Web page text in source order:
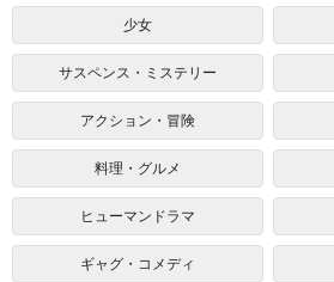
少女
サスペンス・ミステリー
アクション・冒険
料理・グルメ
ヒューマンドラマ
ギャグ・コメディ